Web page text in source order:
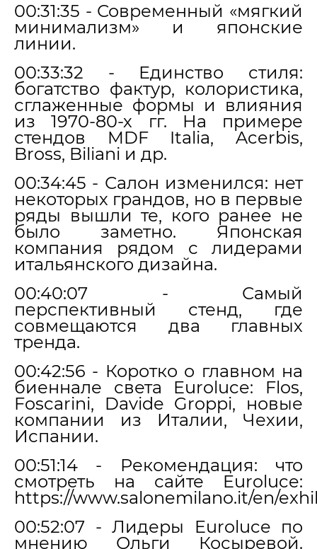
00:31:35 - Современный «мягкий
минимализм» и японские
линии.
00:33:32 - Единство стиля:
богатство фактур, колористика,
сглаженные формы и влияния
из 1970-80-х гг. На примере
стендов MDF Italia, Acerbis,
Bross, Biliani и др.
00:34:45 - Салон изменился: нет
некоторых грандов, но в первые
ряды вышли те, кого ранее не
было заметно. Японская
компания рядом с лидерами
итальянского дизайна.
00:40:07 - Самый
перспективный стенд, где
совмещаются два главных
тренда.
00:42:56 - Коротко о главном на
биеннале света Euroluce: Flos,
Foscarini, Davide Groppi, новые
компании из Италии, Чехии,
Испании.
00:51:14 - Рекомендация: что
смотреть на сайте Euroluce:
https://www.salonemilano.it/en/
00:52:07 - Лидеры Euroluce по
мнению Ольги Косыревой.